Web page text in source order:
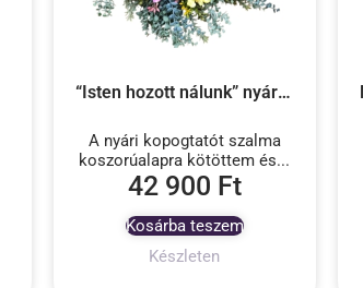
Készleten
“Isten hozott nálunk” nyári kopogtató
42 900 Ft
A nyári kopogtatót szalma
koszorúalapra kötöttem és...
Kosárba teszem